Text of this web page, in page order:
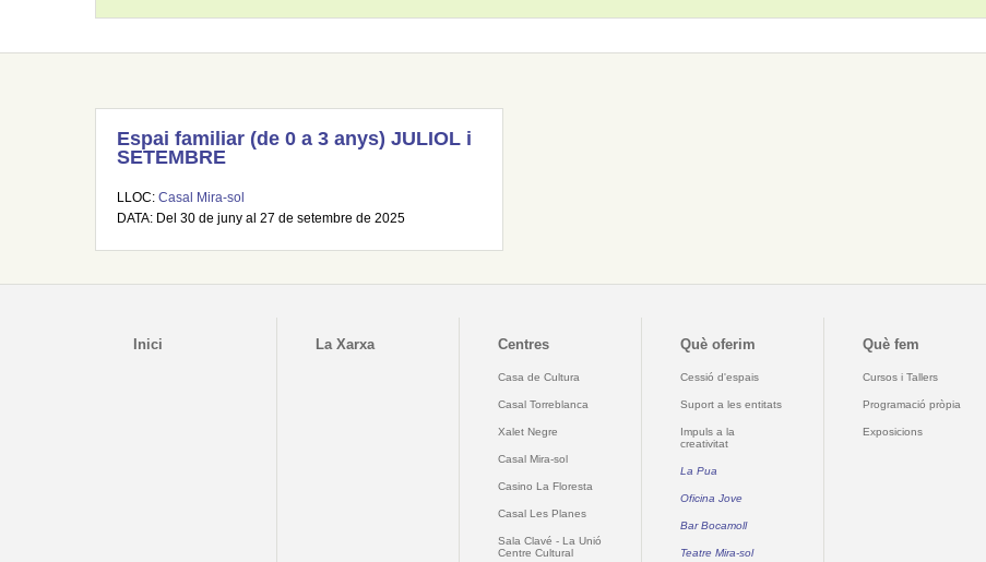
Espai familiar (de 0 a 3 anys) JULIOL i
SETEMBRE
LLOC: Casal Mira-sol
DATA: Del 30 de juny al 27 de setembre de 2025
Inici La Xarxa Centres
Casa de Cultura
Casal Torreblanca
Xalet Negre
Casal Mira-sol
Casino La Floresta
Casal Les Planes
Sala Clavé - La Unió
Centre Cultural
Què oferim
Cessió d'espais
Suport a les entitats
Impuls a la
creativitat
La Pua
Oficina Jove
Bar Bocamoll
Teatre Mira-sol
Què fem
Cursos i Tallers
Programació pròpia
Exposicions